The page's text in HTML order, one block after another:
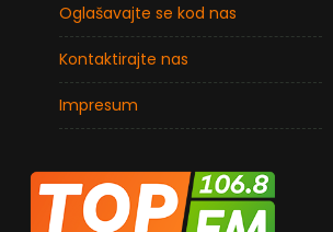
Oglašavajte se kod nas
Kontaktirajte nas
Impresum